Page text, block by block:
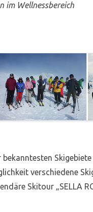
im Wellnessbereich
verschiedene
Skitour „SELLA